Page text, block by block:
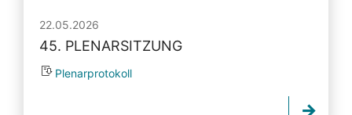
22.05.2026
45. PLENARSITZUNG
Plenarprotokoll